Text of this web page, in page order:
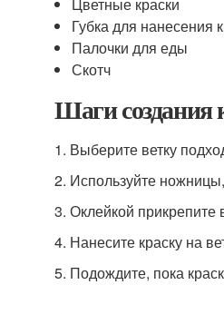
Губка для нанесения
Палочки для еды
Скотч
Шаги создания
1. Выберите ветку
2. Используйте
3. Оклейкой прикрепите
4. Нанесите краску на
5. Подождите, пока